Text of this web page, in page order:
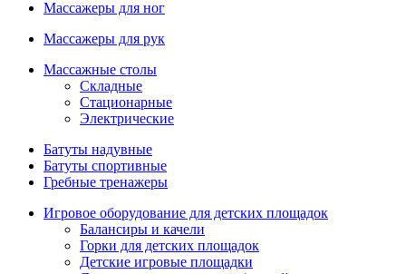
Массажеры для ног
Массажеры для рук
Массажные столы
Складные
Стационарные
Электрические
Батуты надувные
Батуты спортивные
Гребные тренажеры
Игровое оборудование для детских площадок
Балансиры и качели
Горки для детских площадок
Детские игровые площадки